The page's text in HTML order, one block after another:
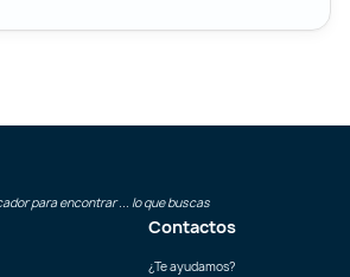
para encontrar ... lo que buscas
Contactos
¿Te ayudamos?